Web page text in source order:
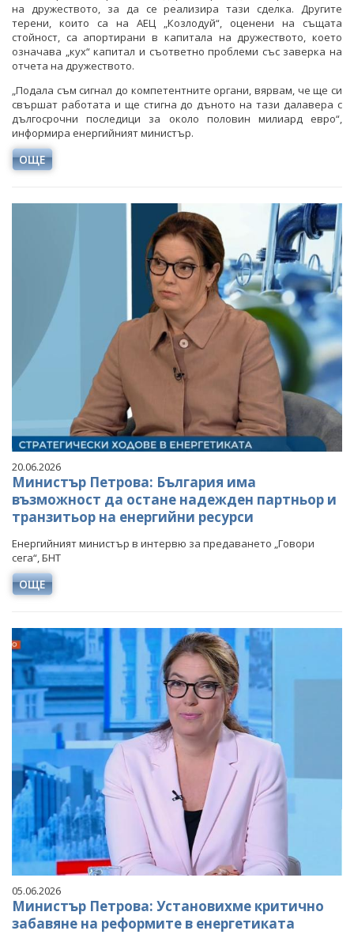
на дружеството, за да се реализира тази сделка. Другите
терени, които са на АЕЦ „Козлодуй“, оценени на същата
стойност, са апортирани в капитала на дружеството, което
означава „кух“ капитал и съответно проблеми със заверка на
отчета на дружеството.
„Подала съм сигнал до компетентните органи, вярвам, че ще си
свършат работата и ще стигна до дъното на тази далавера с
дългосрочни последици за около половин милиард евро“,
информира енергийният министър.
ОЩЕ
20.06.2026
Министър Петрова: България има
възможност да остане надежден партньор и
транзитьор на енергийни ресурси
Енергийният министър в интервю за предаването „Говори
сега“, БНТ
ОЩЕ
05.06.2026
Министър Петрова: Установихме критично
забавяне на реформите в енергетиката